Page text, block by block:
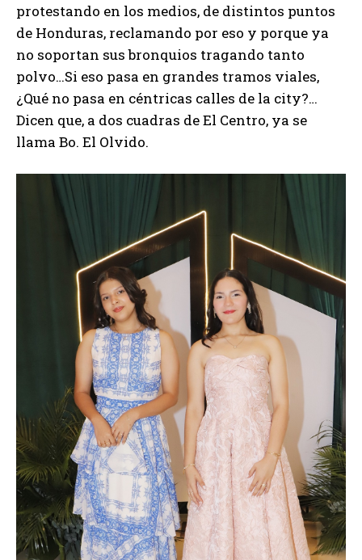
protestando en los medios, de distintos puntos
de Honduras, reclamando por eso y porque ya
no soportan sus bronquios tragando tanto
polvo…Si eso pasa en grandes tramos viales,
¿Qué no pasa en céntricas calles de la city?…
Dicen que, a dos cuadras de El Centro, ya se
llama Bo. El Olvido.